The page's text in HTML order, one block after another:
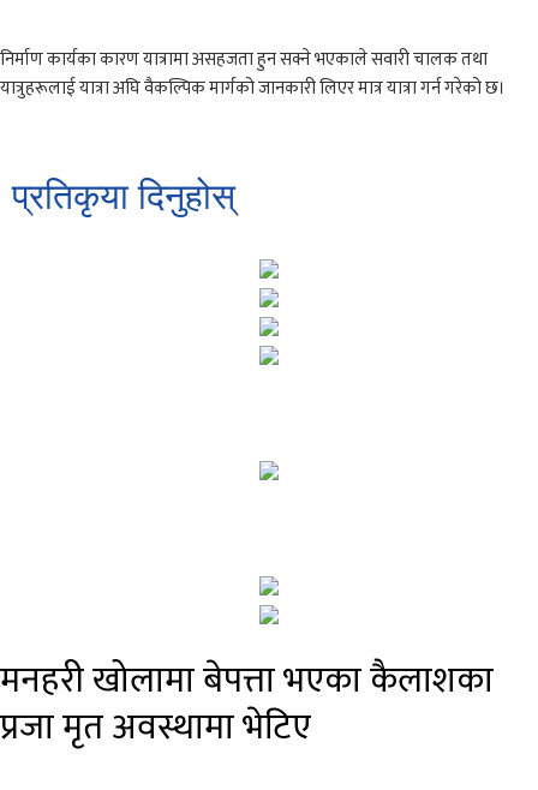
निर्माण कार्यका कारण यात्रामा असहजता हुन सक्ने भएकाले सवारी चालक तथा
यात्रुहरूलाई यात्रा अघि वैकल्पिक मार्गको जानकारी लिएर मात्र यात्रा गर्न गरेको छ।
प्रतिकृया दिनुहोस्
मनहरी खोलामा बेपत्ता भएका कैलाशका
प्रजा मृत अवस्थामा भेटिए